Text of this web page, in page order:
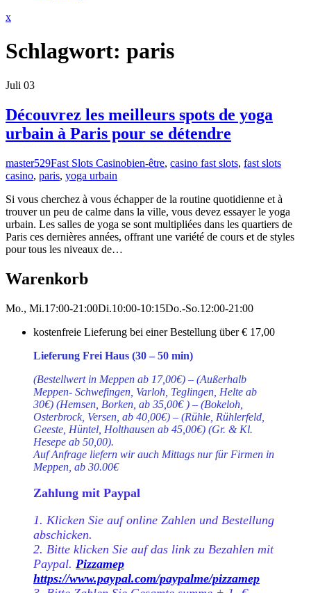
xClose
Schlagwort: paris
Juli 03
Découvrez les meilleurs spots de yoga
urbain à Paris pour se détendre
master529Fast Slots Casinobien-être, casino fast slots, fast slots
casino, paris, yoga urbain
Si vous cherchez à vous échapper de la routine quotidienne et à
trouver un peu de calme dans la ville, vous devez essayer le yoga
urbain. Les salles de yoga se sont multipliées dans les quartiers de
Paris ces dernières années, offrant une variété de cours et de styles
pour tous les niveaux de…
Warenkorb
Mo., Mi.17:00-21:00Di.10:00-10:15Do.-So.12:00-21:00
kostenfreie Lieferung bei einer Bestellung über€ 17,00
Lieferung Frei Haus (30 – 50 min)
(Bestellwert in Meppen ab 17,00€) – (Außerhalb
Meppen- Schwefingen, Varloh, Teglingen, Helte ab
30€) (Hemsen, Borken, ab 35,00€ ) – (Bokeloh,
Osterbrock, Versen, ab 40,00€) – (Rühle, Rühlerfeld,
Geeste, Hüntel, Holthausen ab 45,00€) (Gr. & Kl.
Hesepe ab 50,00).
Auf Anfrage liefern wir auch Mittags nur für Firmen in
Meppen, ab 30.00€
Zahlung mit Paypal
1. Klicken Sie auf online Zahlen und Bestellung
abschicken.
2. Bitte klicken Sie auf das link zu Bezahlen mit
Paypal. Pizzamep
https://www.paypal.com/paypalme/pizzamep